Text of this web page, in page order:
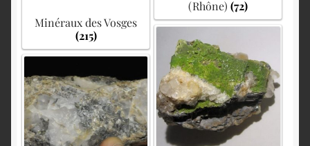
(Rhône)(72)
Minéraux des Vosges
(215)